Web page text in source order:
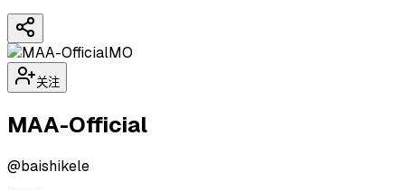
MO
关注
MAA-Official
@baishikele